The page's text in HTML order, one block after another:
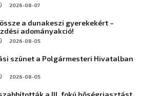
2026-08-07
a dunakeszi gyerekekért –
adományakció!
2026-08-05
szünet a Polgármesteri Hivatalban
2026-08-05
a III. fokú hőségriasztást